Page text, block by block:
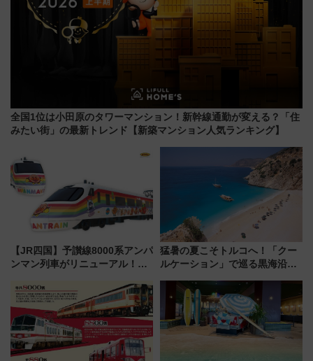
全国1位は小田原のタワーマンション！新幹線通勤が変える？「住
みたい街」の最新トレンド【新築マンション人気ランキング】
【JR四国】予讃線8000系アンパ
ンマン列車がリニューアル！内
今年12月
猛暑の夏こそトルコへ！「クー
ルケーション」で巡る黒海沿岸
連検索数が前年比237％増、ナ
ショジオも認める『2026年に訪
れるべき世界の旅先』